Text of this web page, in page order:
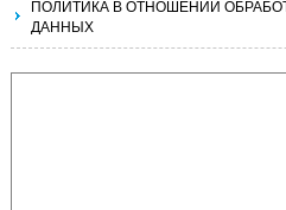
ПОЛИТИКА В ОТНОШЕНИИ
ДАННЫХ